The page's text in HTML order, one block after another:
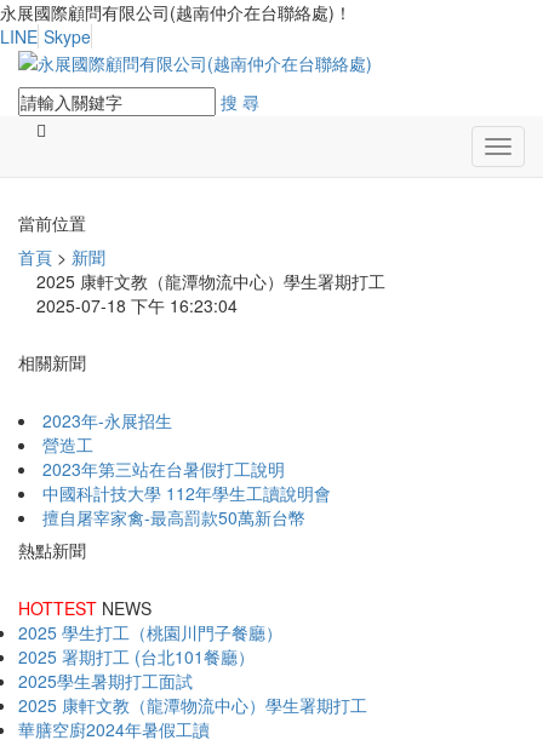
永展國際顧問有限公司(越南仲介在台聯絡處)！
LINE Skype
搜 尋
當前位置
首頁 > 新聞
2025 康軒文教（龍潭物流中心）學生署期打工
2025-07-18 下午 16:23:04
相關新聞
2023年-永展招生
營造工
2023年第三站在台暑假打工說明
中國科計技大學 112年學生工讀說明會
擅自屠宰家禽-最高罰款50萬新台幣
熱點新聞
HOTTEST NEWS
2025 學生打工（桃園川門子餐廳）
2025 署期打工 (台北101餐廳）
2025學生暑期打工面試
2025 康軒文教（龍潭物流中心）學生署期打工
華膳空廚2024年暑假工讀